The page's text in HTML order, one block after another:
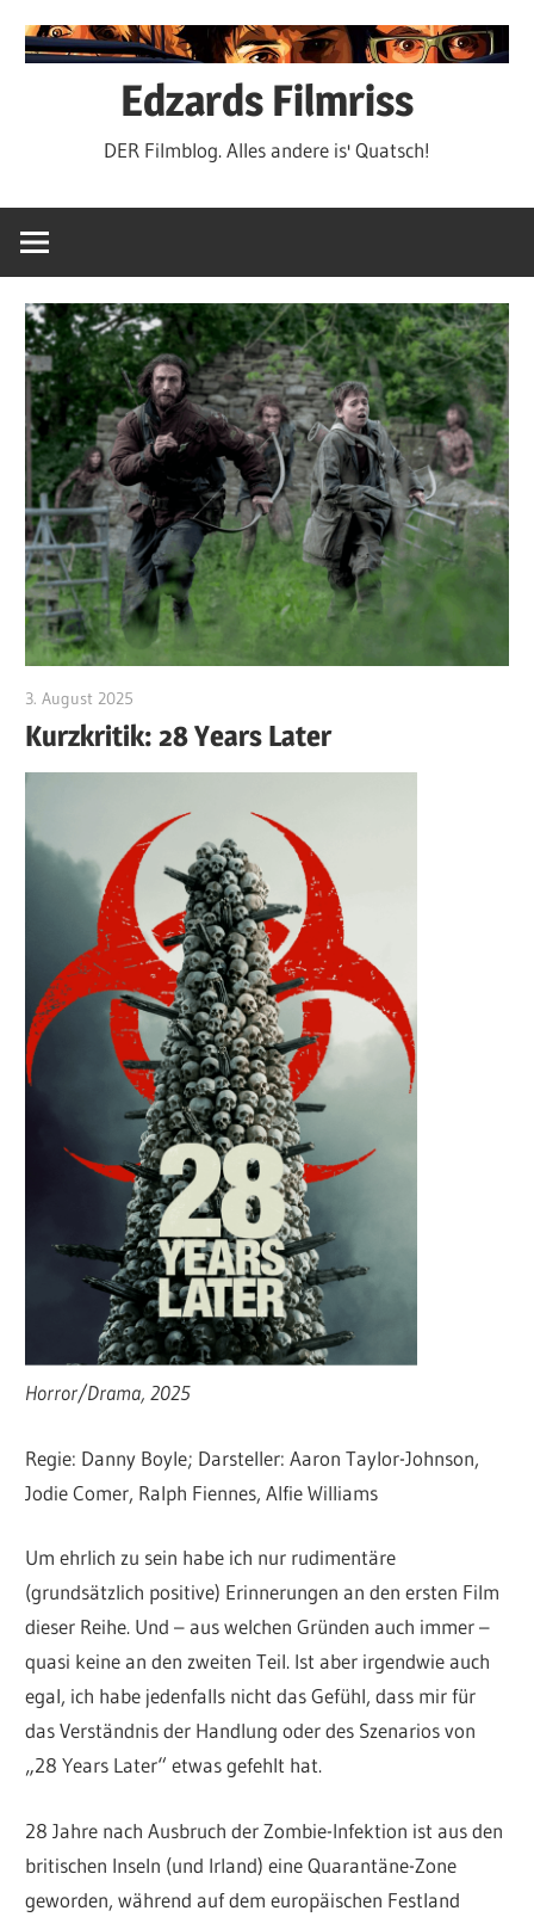
Inhalt
Edzards Filmriss
DER Filmblog. Alles andere is' Quatsch!
3. August 2025
Kurzkritik: 28 Years Later
Horror/Drama, 2025
Regie: Danny Boyle; Darsteller: Aaron Taylor-Johnson,
Jodie Comer, Ralph Fiennes, Alfie Williams
Um ehrlich zu sein habe ich nur rudimentäre
(grundsätzlich positive) Erinnerungen an den ersten Film
dieser Reihe. Und – aus welchen Gründen auch immer –
quasi keine an den zweiten Teil. Ist aber irgendwie auch
egal, ich habe jedenfalls nicht das Gefühl, dass mir für
das Verständnis der Handlung oder des Szenarios von
„28 Years Later“ etwas gefehlt hat.
28 Jahre nach Ausbruch der Zombie-Infektion ist aus den
britischen Inseln (und Irland) eine Quarantäne-Zone
geworden, während auf dem europäischen Festland